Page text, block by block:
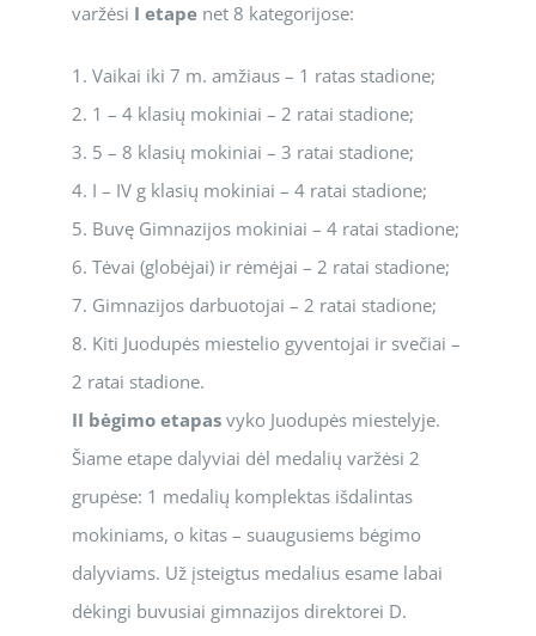
varžėsi I etape net 8 kategorijose:
1. Vaikai iki 7 m. amžiaus – 1 ratas stadione;
2. 1 – 4 klasių mokiniai – 2 ratai stadione;
3. 5 – 8 klasių mokiniai – 3 ratai stadione;
4. I – IV g klasių mokiniai – 4 ratai stadione;
5. Buvę Gimnazijos mokiniai – 4 ratai stadione;
6. Tėvai (globėjai) ir rėmėjai – 2 ratai stadione;
7. Gimnazijos darbuotojai – 2 ratai stadione;
8. Kiti Juodupės miestelio gyventojai ir svečiai –
2 ratai stadione.
II bėgimo etapas vyko Juodupės miestelyje.
Šiame etape dalyviai dėl medalių varžėsi 2
grupėse: 1 medalių komplektas išdalintas
mokiniams, o kitas – suaugusiems bėgimo
dalyviams. Už įsteigtus medalius esame labai
dėkingi buvusiai gimnazijos direktorei D.